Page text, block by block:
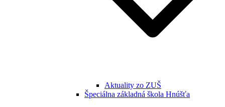
Aktuality zo ZUŠ
Špeciálna základná škola Hnúšťa